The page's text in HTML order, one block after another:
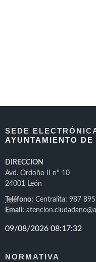
SEDE
AYUNTAMIENTO DE
DIRECCION
Avd. Ordoño II nº 10
24001 León
Teléfono: Centralita: 987
Email:
NORMATIVA